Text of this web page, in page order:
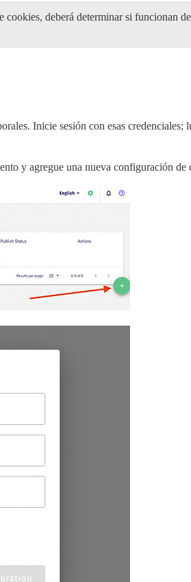
deberá determinar si funcionan
Inicie sesión con esas credenciales;
y agregue una nueva configuración de